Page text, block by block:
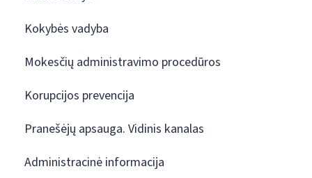
Kokybės vadyba
Mokesčių administravimo procedūros
Korupcijos prevencija
Pranešėjų apsauga. Vidinis kanalas
Administracinė informacija